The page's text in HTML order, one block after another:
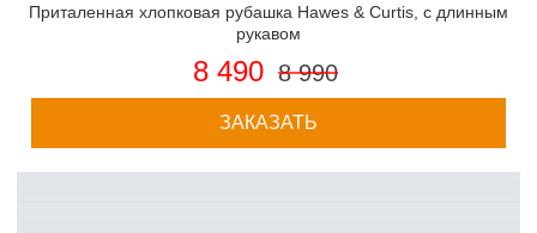
Приталенная хлопковая рубашка Hawes & Curtis, с длинным
рукавом
8 490 8 990
ЗАКАЗАТЬ